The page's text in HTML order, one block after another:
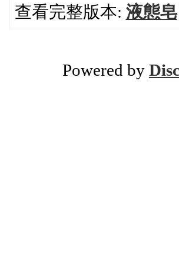
查看完整版本: 液態皂
Powered by